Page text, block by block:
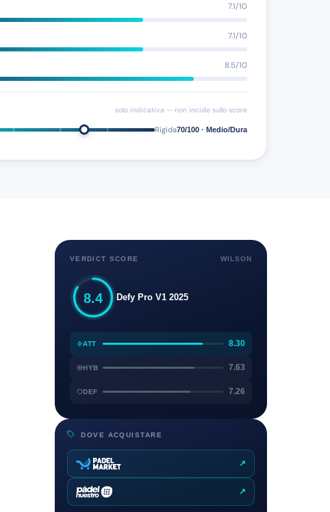
7.1/10
7.1/10
8.5/10
solo indicativa — non incide sullo score
Rigida70/100 · Medio/Dura
VERDICT SCORE WILSON
8.4 Defy Pro V1 2025
ATT 8.30
HYB 7.63
DEF 7.26
DOVE ACQUISTARE
↗
↗